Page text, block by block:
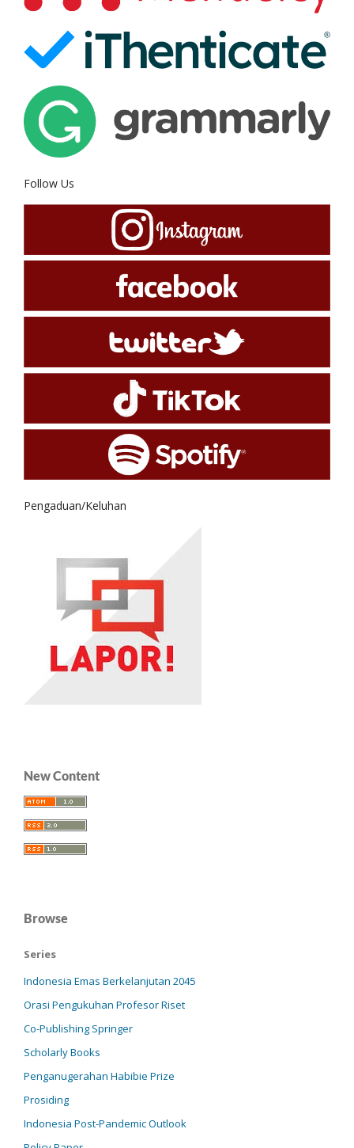
Follow Us
Pengaduan/Keluhan
New Content
Browse
Series
Indonesia Emas Berkelanjutan 2045
Orasi Pengukuhan Profesor Riset
Co-Publishing Springer
Scholarly Books
Penganugerahan Habibie Prize
Prosiding
Indonesia Post-Pandemic Outlook